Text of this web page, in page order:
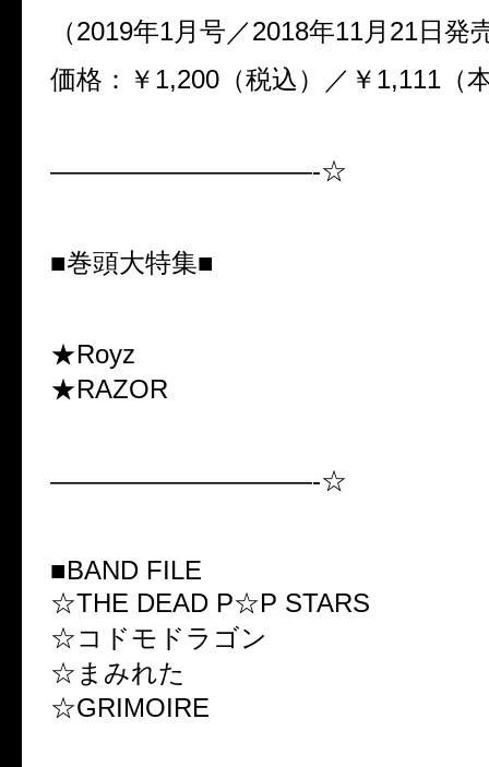
（2019年1月号／2018年11月21日発
価格：￥1,200（税込）／￥1,111（
——————————-☆
■巻頭大特集■
★Royz
★RAZOR
——————————-☆
■BAND FILE
☆THE DEAD P☆P STARS
☆コドモドラゴン
☆まみれた
☆GRIMOIRE